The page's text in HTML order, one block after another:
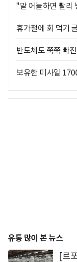
"말 어눌하면 빨리
휴가철에 회 먹기
반도체도 쭉쭉 빠
보유한 미사일
유통 많이 본 뉴스
[르